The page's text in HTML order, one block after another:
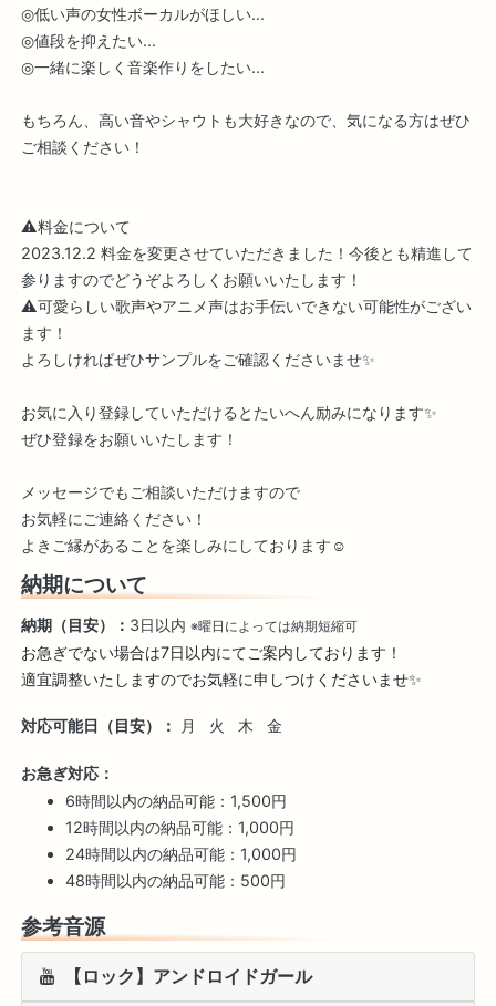
◎低い声の女性ボーカルがほしい...
◎値段を抑えたい...
◎一緒に楽しく音楽作りをしたい...
もちろん、高い音やシャウトも大好きなので、気になる方はぜひ
ご相談ください！
⚠️料金について
2023.12.2 料金を変更させていただきました！今後とも精進して
参りますのでどうぞよろしくお願いいたします！
⚠️可愛らしい歌声やアニメ声はお手伝いできない可能性がござい
ます！
よろしければぜひサンプルをご確認くださいませ✨
お気に入り登録していただけるとたいへん励みになります✨
ぜひ登録をお願いいたします！
メッセージでもご相談いただけますので
お気軽にご連絡ください！
よきご縁があることを楽しみにしております☺️
納期について
納期（目安）： 3日以内 ※曜日によっては納期短縮可
お急ぎでない場合は7日以内にてご案内しております！
適宜調整いたしますのでお気軽に申しつけくださいませ✨
対応可能日（目安）： 月 火 木 金
お急ぎ対応：
6時間以内の納品可能：1,500円
12時間以内の納品可能：1,000円
24時間以内の納品可能：1,000円
48時間以内の納品可能：500円
参考音源
【ロック】アンドロイドガール